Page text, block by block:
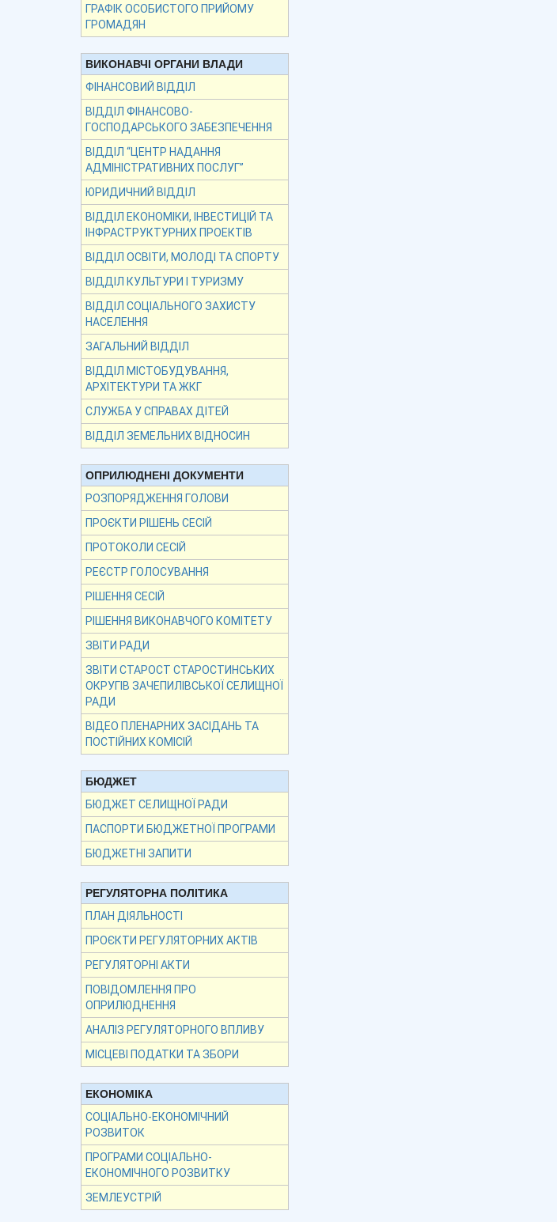
ГРАФІК ОСОБИСТОГО ПРИЙОМУ
ГРОМАДЯН
ВИКОНАВЧІ ОРГАНИ ВЛАДИ
ФІНАНСОВИЙ ВІДДІЛ
ВІДДІЛ ФІНАНСОВО-
ГОСПОДАРСЬКОГО ЗАБЕЗПЕЧЕННЯ
ВІДДІЛ “ЦЕНТР НАДАННЯ
АДМІНІСТРАТИВНИХ ПОСЛУГ”
ЮРИДИЧНИЙ ВІДДІЛ
ВІДДІЛ ЕКОНОМІКИ, ІНВЕСТИЦІЙ ТА
ІНФРАСТРУКТУРНИХ ПРОЕКТІВ
ВІДДІЛ ОСВІТИ, МОЛОДІ ТА СПОРТУ
ВІДДІЛ КУЛЬТУРИ І ТУРИЗМУ
ВІДДІЛ СОЦІАЛЬНОГО ЗАХИСТУ
НАСЕЛЕННЯ
ЗАГАЛЬНИЙ ВІДДІЛ
ВІДДІЛ МІСТОБУДУВАННЯ,
АРХІТЕКТУРИ ТА ЖКГ
СЛУЖБА У СПРАВАХ ДІТЕЙ
ВІДДІЛ ЗЕМЕЛЬНИХ ВІДНОСИН
ОПРИЛЮДНЕНІ ДОКУМЕНТИ
РОЗПОРЯДЖЕННЯ ГОЛОВИ
ПРОЄКТИ РІШЕНЬ СЕСІЙ
ПРОТОКОЛИ СЕСІЙ
РЕЄСТР ГОЛОСУВАННЯ
РІШЕННЯ СЕСІЙ
РІШЕННЯ ВИКОНАВЧОГО КОМІТЕТУ
ЗВІТИ РАДИ
ЗВІТИ СТАРОСТ СТАРОСТИНСЬКИХ
ОКРУГІВ ЗАЧЕПИЛІВСЬКОЇ СЕЛИЩНОЇ
РАДИ
ВІДЕО ПЛЕНАРНИХ ЗАСІДАНЬ ТА
ПОСТІЙНИХ КОМІСІЙ
БЮДЖЕТ
БЮДЖЕТ СЕЛИЩНОЇ РАДИ
ПАСПОРТИ БЮДЖЕТНОЇ ПРОГРАМИ
БЮДЖЕТНІ ЗАПИТИ
РЕГУЛЯТОРНА ПОЛІТИКА
ПЛАН ДІЯЛЬНОСТІ
ПРОЄКТИ РЕГУЛЯТОРНИХ АКТІВ
РЕГУЛЯТОРНІ АКТИ
ПОВІДОМЛЕННЯ ПРО
ОПРИЛЮДНЕННЯ
АНАЛІЗ РЕГУЛЯТОРНОГО ВПЛИВУ
МІСЦЕВІ ПОДАТКИ ТА ЗБОРИ
ЕКОНОМІКА
СОЦІАЛЬНО-ЕКОНОМІЧНИЙ
РОЗВИТОК
ПРОГРАМИ СОЦІАЛЬНО-
ЕКОНОМІЧНОГО РОЗВИТКУ
ЗЕМЛЕУСТРІЙ